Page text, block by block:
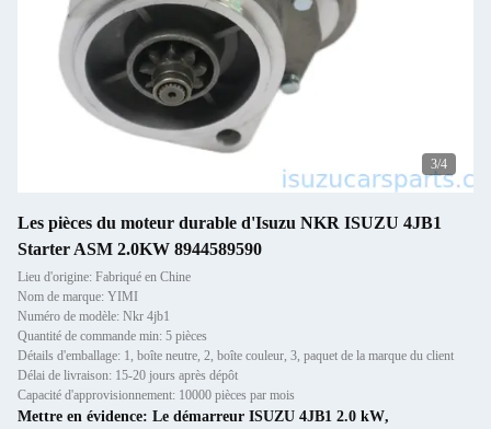
3/4
Les pièces du moteur durable d'Isuzu NKR ISUZU 4JB1
Starter ASM 2.0KW 8944589590
Lieu d'origine: Fabriqué en Chine
Nom de marque: YIMI
Numéro de modèle: Nkr 4jb1
Quantité de commande min: 5 pièces
Détails d'emballage: 1, boîte neutre, 2, boîte couleur, 3, paquet de la marque du client
Délai de livraison: 15-20 jours après dépôt
Capacité d'approvisionnement: 10000 pièces par mois
Mettre en évidence: Le démarreur ISUZU 4JB1 2.0 kW,